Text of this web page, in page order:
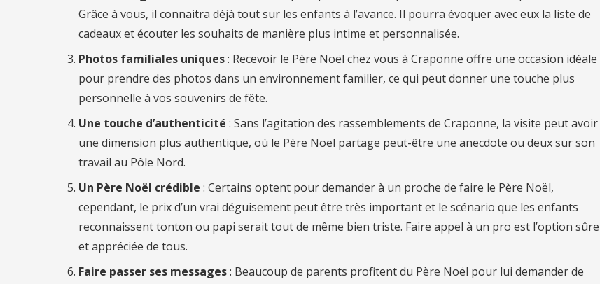
Grâce à vous, il connaitra déjà tout sur les enfants à l’avance. Il pourra évoquer avec eux la liste de
cadeaux et écouter les souhaits de manière plus intime et personnalisée.
Photos familiales uniques: Recevoir le Père Noël chez vous à Craponne offre une occasion idéale
pour prendre des photos dans un environnement familier, ce qui peut donner une touche plus
personnelle à vos souvenirs de fête.
Une touche d’authenticité : Sans l’agitation des rassemblements de Craponne, la visite peut avoir
une dimension plus authentique, où le Père Noël partage peut-être une anecdote ou deux sur son
travail au Pôle Nord.
Un Père Noël crédible : Certains optent pour demander à un proche de faire le Père Noël,
cependant, le prix d’un vrai déguisement peut être très important et le scénario que les enfants
reconnaissent tonton ou papi serait tout de même bien triste. Faire appel à un pro est l’option sûre
et appréciée de tous.
Faire passer ses messages: Beaucoup de parents profitent du Père Noël pour lui demander de